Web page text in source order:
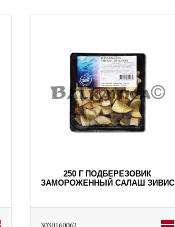
250 Г ПОДБЕРЕЗОВИК
ЗАМОРОЖЕННЫЙ САЛАШ ЗИВИС
3030160062